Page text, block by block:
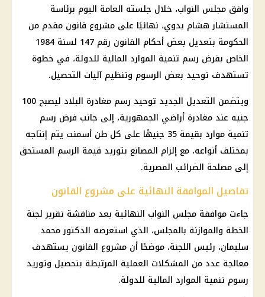
وافق مجلس النواب، خلال جلسته العامة اليوم برئاسة
المستشار هشام بدوي، نهائيًا على مشروع قانون مقدم من
الحكومة بتعديل بعض أحكام القانون رقم 147 لسنة 1984
الخاص بفرض رسم تنمية الموارد المالية للدولة، في خطوة
تستهدف توحيد بعض الرسوم وتنظيم آليات التحصيل.
ويتضمن التعديل الجديد توحيد رسم مغادرة البلاد ليصبح 100
جنيه عند مغادرة أراضي الجمهورية، إلى جانب فرض رسم
تنمية موارد بقيمة 35 جنيهًا على كل طن أسمنت يتم إنتاجه
بمختلف أنواعه، مع إلزام المصانع بتوريد قيمة الرسم المستحق
إلى مصلحة الضرائب المصرية.
تفاصيل الموافقة النهائية على مشروع القانون
جاءت موافقة مجلس النواب النهائية بعد مناقشة تقرير لجنة
الخطة والموازنة بالمجلس، الذي استعرضه الدكتور محمد
سليمان، رئيس اللجنة، موضحًا أن مشروع القانون يستهدف
معالجة عدد من المشكلات العملية المرتبطة بتحصيل وتوريد
رسوم تنمية الموارد المالية للدولة.